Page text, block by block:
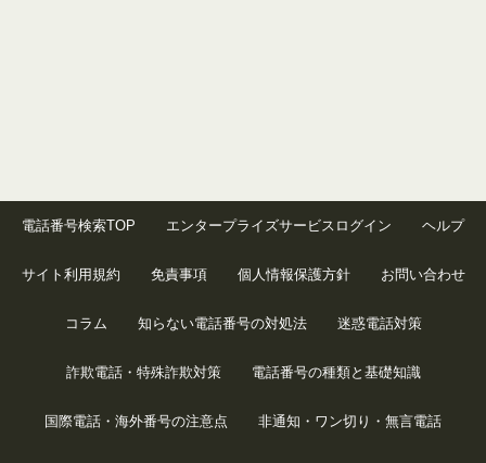
電話番号検索TOP エンタープライズサービスログイン ヘルプ
サイト利用規約 免責事項 個人情報保護方針 お問い合わせ
コラム 知らない電話番号の対処法 迷惑電話対策
詐欺電話・特殊詐欺対策 電話番号の種類と基礎知識
国際電話・海外番号の注意点 非通知・ワン切り・無言電話